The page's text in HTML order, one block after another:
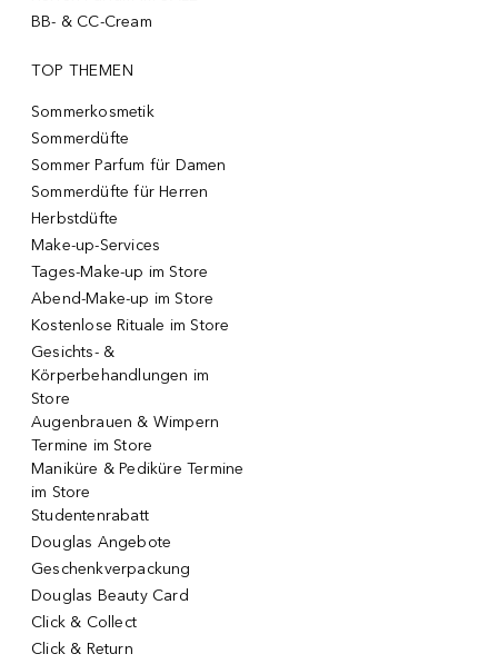
BB- & CC-Cream
TOP THEMEN
Sommerkosmetik
Sommerdüfte
Sommer Parfum für Damen
Sommerdüfte für Herren
Herbstdüfte
Make-up-Services
Tages-Make-up im Store
Abend-Make-up im Store
Kostenlose Rituale im Store
Gesichts- &
Körperbehandlungen im
Store
Augenbrauen & Wimpern
Termine im Store
Maniküre & Pediküre Termine
im Store
Studentenrabatt
Douglas Angebote
Geschenkverpackung
Douglas Beauty Card
Click & Collect
Click & Return